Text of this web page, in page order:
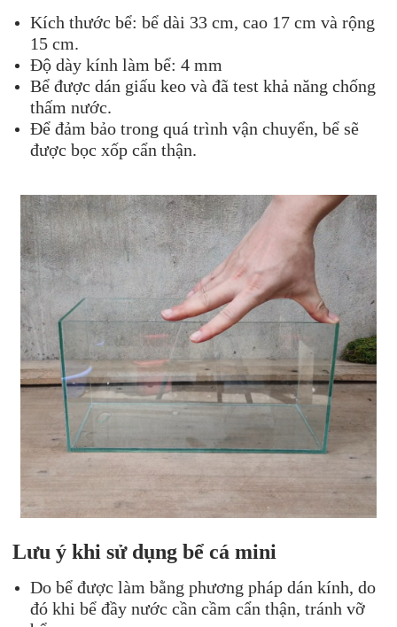
Kích thước bể: bể dài 33 cm, cao 17 cm và rộng
15 cm.
Độ dày kính làm bể: 4 mm
Bể được dán giấu keo và đã test khả năng chống
thấm nước.
Để đảm bảo trong quá trình vận chuyển, bể sẽ
được bọc xốp cẩn thận.
Lưu ý khi sử dụng bể cá mini
Do bể được làm bằng phương pháp dán kính, do
đó khi bể đầy nước cần cầm cẩn thận, tránh vỡ